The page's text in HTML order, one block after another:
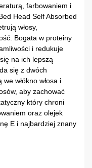
farbowaniem i
Head Self Absorbed
włosy,
Bogata w proteiny
i redukuje
na ich lepszą
się z dwóch
włókno włosa i
aby zachować
który chroni
oraz olejek
E i najbardziej znany